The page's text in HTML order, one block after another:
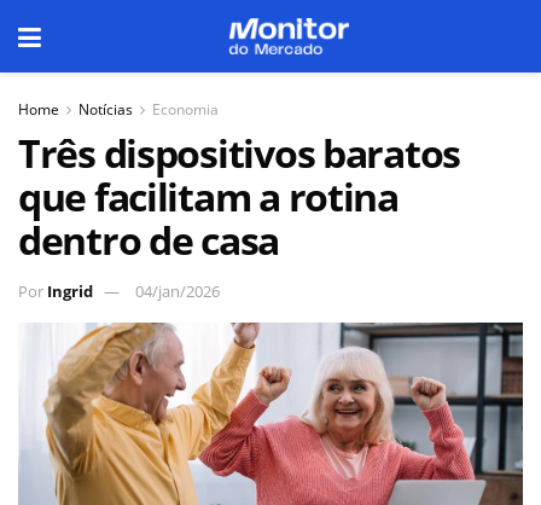
Home Notícias Economia
Três dispositivos baratos
que facilitam a rotina
dentro de casa
Por Ingrid 04/jan/2026